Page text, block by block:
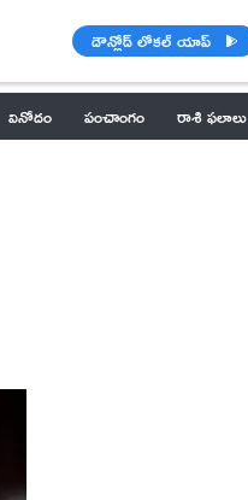
డౌన్లోడ్ లోకల్ యాప్
వినోదం పంచాంగం రాశి ఫలాలు